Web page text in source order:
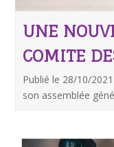
UNE
COMITE
Publié le 28/10/
son assemblée